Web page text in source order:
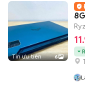
Tin ưu tiên 6